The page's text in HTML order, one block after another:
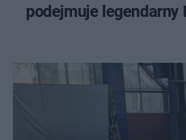
podejmuje legendarny